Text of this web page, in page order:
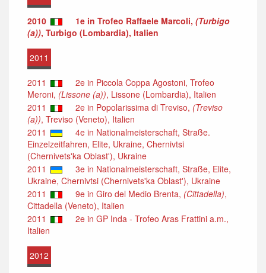
2010 1e in Trofeo Raffaele Marcoli, (Turbigo
(a)), Turbigo (Lombardia), Italien
2011
2011
2e in Piccola Coppa Agostoni, Trofeo
Meroni, (Lissone (a)), Lissone (Lombardia), Italien
2011
2e in Popolarissima di Treviso, (Treviso
(a)), Treviso (Veneto), Italien
2011
4e in Nationalmeisterschaft, Straße.
Einzelzeitfahren, Elite, Ukraine, Chernivtsi
(Chernivets'ka Oblast'), Ukraine
2011
3e in Nationalmeisterschaft, Straße, Elite,
Ukraine, Chernivtsi (Chernivets'ka Oblast'), Ukraine
2011
9e in Giro del Medio Brenta, (Cittadella),
Cittadella (Veneto), Italien
2011
2e in GP Inda - Trofeo Aras Frattini a.m.,
Italien
2012